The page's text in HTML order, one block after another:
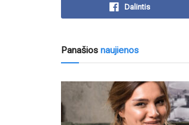
Dalintis
Panašios naujienos